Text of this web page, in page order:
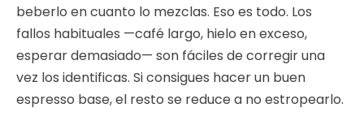
beberlo en cuanto lo mezclas. Eso es todo. Los
fallos habituales —café largo, hielo en exceso,
esperar demasiado— son fáciles de corregir una
vez los identificas. Si consigues hacer un buen
espresso base, el resto se reduce a no estropearlo.